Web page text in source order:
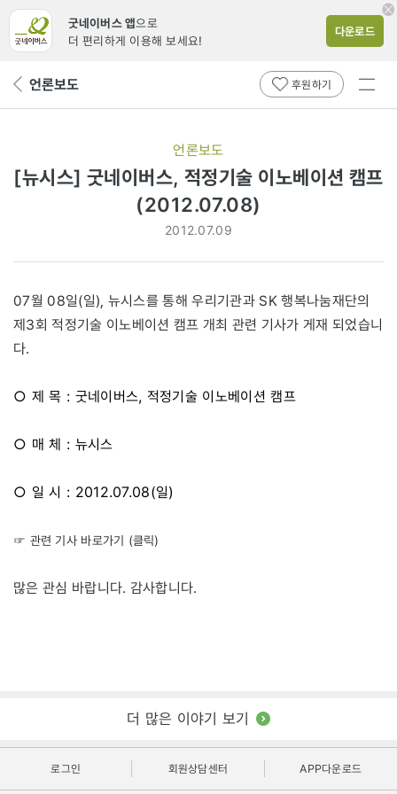
굿네이버스 앱으로
더 편리하게 이용해 보세요!
다운로드
뒤 언론보도 후원하기
전체
언론보도
[뉴시스] 굿네이버스, 적정기술 이노베이션 캠프
(2012.07.08)
2012.07.09
07월 08일(일), 뉴시스를 통해 우리기관과 SK 행복나눔재단의
제3회 적정기술 이노베이션 캠프 개최 관련 기사가 게재 되었습니
다.
○ 제 목 : 굿네이버스, 적정기술 이노베이션 캠프
○ 매 체 : 뉴시스
○ 일 시 : 2012.07.08(일)
☞ 관련 기사 바로가기 (클릭)
많은 관심 바랍니다. 감사합니다.
더 많은 이야기 보기
로그인 회원상담센터 APP다운로드